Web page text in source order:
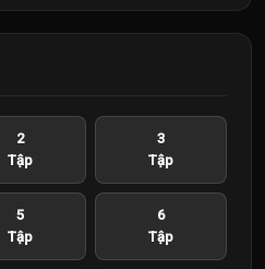
2
Tập
3
Tập
5
Tập
6
Tập